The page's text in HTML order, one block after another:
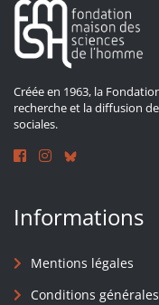
Créée en 1963, la
recherche et la diffusion
sociales.
Informations
Mentions légales
Conditions